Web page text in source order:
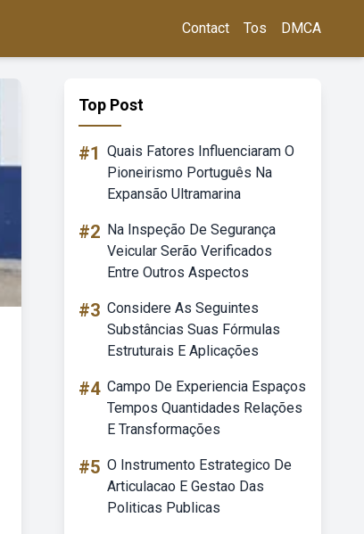
Contact Tos DMCA
Top Post
#1 Quais Fatores Influenciaram O
Pioneirismo Português Na
Expansão Ultramarina
#2 Na Inspeção De Segurança
Veicular Serão Verificados
Entre Outros Aspectos
#3 Considere As Seguintes
Substâncias Suas Fórmulas
Estruturais E Aplicações
#4 Campo De Experiencia Espaços
Tempos Quantidades Relações
E Transformações
#5 O Instrumento Estrategico De
Articulacao E Gestao Das
Politicas Publicas